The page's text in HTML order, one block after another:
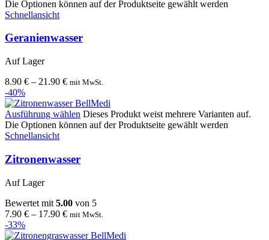
Die Optionen können auf der Produktseite gewählt werden
Schnellansicht
Geranienwasser
Auf Lager
8.90 € – 21.90 € mit MwSt.
-40%
Ausführung wählen Dieses Produkt weist mehrere Varianten auf.
Die Optionen können auf der Produktseite gewählt werden
Schnellansicht
Zitronenwasser
Auf Lager
Bewertet mit 5.00 von 5
7.90 € – 17.90 € mit MwSt.
-33%